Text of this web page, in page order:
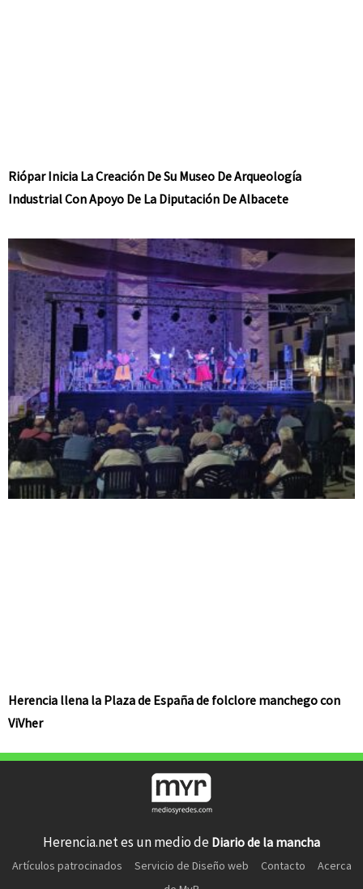
Riópar Inicia La Creación De Su Museo De Arqueología
Industrial Con Apoyo De La Diputación De Albacete
Herencia llena la Plaza de España de folclore manchego con
ViVher
Herencia.net es un medio de Diario de la mancha
Artículos patrocinados Servicio de Diseño web Contacto
Acerca